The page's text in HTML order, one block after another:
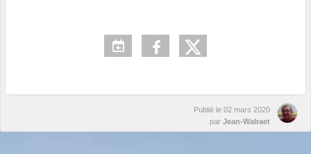
Publié le 02 mars 2020
par Jean-Walraet